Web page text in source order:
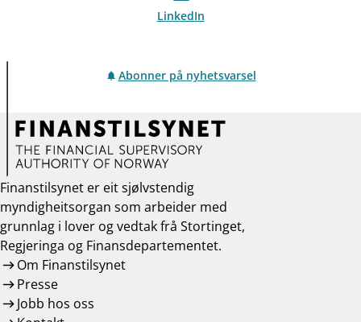
LinkedIn
Abonner på nyhetsvarsel
Finanstilsynet er eit sjølvstendig
myndigheitsorgan som arbeider med
grunnlag i lover og vedtak frå Stortinget,
Regjeringa og Finansdepartementet.
Om Finanstilsynet
Presse
Jobb hos oss